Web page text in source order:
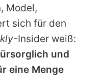
Model,
sich für den
-Insider weiß:
und
eine Menge